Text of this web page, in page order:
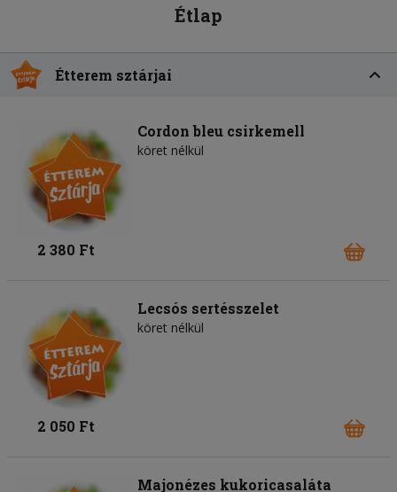
Étlap
Étterem sztárjai
Cordon bleu csirkemell
köret nélkül
2 380 Ft
Lecsós sertésszelet
köret nélkül
2 050 Ft
Majonézes kukoricasaláta